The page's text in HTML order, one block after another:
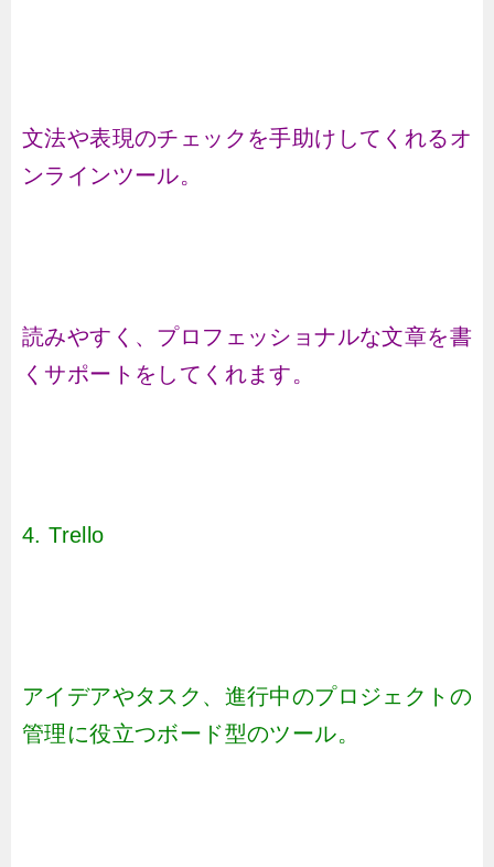
文法や表現のチェックを手助けしてくれるオ
ンラインツール。
読みやすく、プロフェッショナルな文章を書
くサポートをしてくれます。
4. Trello
アイデアやタスク、進行中のプロジェクトの
管理に役立つボード型のツール。